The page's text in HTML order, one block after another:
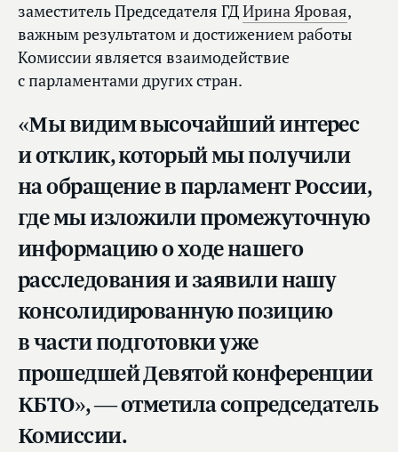
заместитель Председателя ГДИрина Яровая,
важным результатом и достижением работы
Комиссии является взаимодействие
с парламентами других стран.
«Мы видим высочайший интерес
и отклик, который мы получили
на обращение в парламент России,
где мы изложили промежуточную
информацию о ходе нашего
расследования и заявили нашу
консолидированную позицию
в части подготовки уже
прошедшей Девятой конференции
КБТО», — отметила сопредседатель
Комиссии.